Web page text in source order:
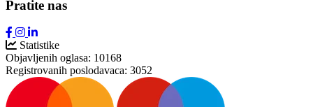
Pratite nas
Statistike
Objavljenih oglasa: 10168
Registrovanih poslodavaca: 3052